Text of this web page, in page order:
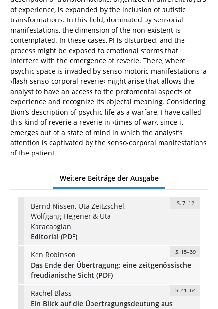
of experience, is expanded by the inclusion of autistic
transformations. In this field, dominated by sensorial
manifestations, the dimension of the non-existent is
contemplated. In these cases, PI is disturbed, and the
process might be exposed to emotional storms that
interfere with the emergence of reverie. There, where
psychic space is invaded by senso-motoric manifestations, a
›flash senso-corporal reverie‹ might arise that allows the
analyst to have an access to the protomental aspects of
experience and recognize its objectal meaning. Considering
Bion’s description of psychic life as a warfare, I have called
this kind of reverie a reverie in ›times of war‹, since it
emerges out of a state of mind in which the analyst’s
attention is captivated by the senso-corporal manifestations
of the patient.
Weitere Beiträge der Ausgabe
Bernd Nissen, Uta Zeitzschel,
Wolfgang Hegener & Uta
Karacaoglan
S. 7–12
Editorial (PDF)
Ken Robinson
S. 15–39
Das Ende der Übertragung: eine zeitgenössische
freudianische Sicht (PDF)
Rachel Blass
S. 41–64
Ein Blick auf die Übertragungsdeutung aus